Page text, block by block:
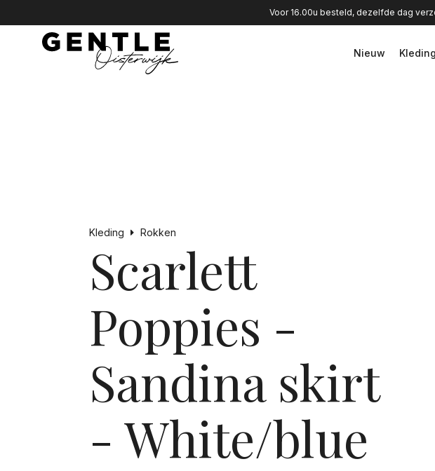
Voor 16.00u besteld, dezelfde dag
Nieuw Kleding
Kleding Rokken
Scarlett
Poppies -
Sandina skirt
- White/blue